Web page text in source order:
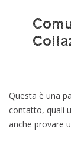
contenuto
Questa è una
contatto, quali
anche provare